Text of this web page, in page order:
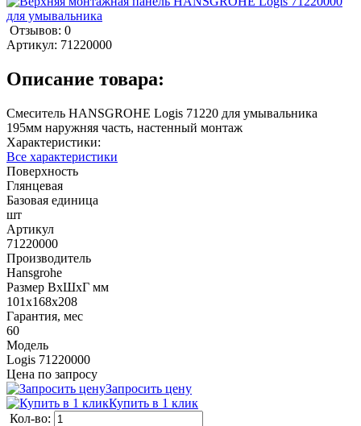
Отзывов: 0
Артикул: 71220000
Описание товара:
Смеситель HANSGROHE Logis 71220 для умывальника
195мм наружняя часть, настенный монтаж
Характеристики:
Все характеристики
Поверхность
Глянцевая
Базовая единица
шт
Артикул
71220000
Производитель
Hansgrohe
Размер ВхШхГ мм
101х168х208
Гарантия, мес
60
Модель
Logis 71220000
Цена по запросу
Запросить цену
Купить в 1 клик
Кол-во: